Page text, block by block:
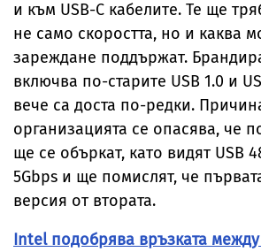
и към USB-C кабелите. Те ще
не само скоростта, но и каква
зареждане поддържат.
включва по-старите USB 1.0 и
вече са доста по-редки.
организацията се опасява, че
ще се объркат, като видят USB
5Gbps и ще помислят, че
версия от втората.
Intel подобрява връзката